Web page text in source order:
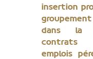
insertion
dans la
contrats
emplois